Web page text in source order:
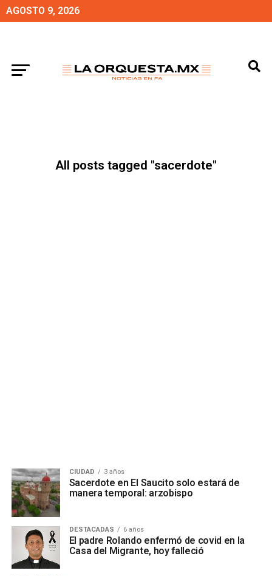
AGOSTO 9, 2026
All posts tagged "sacerdote"
CIUDAD 3 años
Sacerdote en El Saucito solo estará de
manera temporal: arzobispo
DESTACADAS 6 años
El padre Rolando enfermó de covid en la
Casa del Migrante, hoy falleció